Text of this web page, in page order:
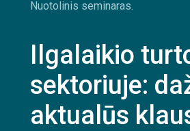
Nuotolinis seminaras.
Ilgalaikio
sektoriuje:
aktualūs